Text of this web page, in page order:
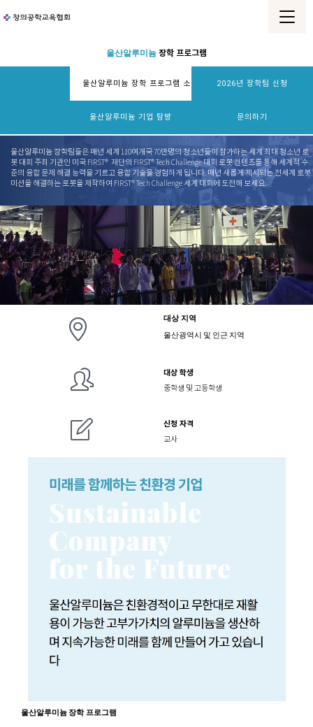
울산알루미늄 장학 프로그램
울산알루미늄 장학 프로그램 소개 2026년 장학팀 신청
울산알루미늄 기업 탐방 문의하기
울산알루미늄 장학팀들은 매년 세계 110여개국 70만명의 청소년들이 참가하는 세계 최대 청소년 로
봇 대회 주최 기관인 미국 FIRST® 재단의 FIRST® Tech Challenge 대회 로봇 컨텐츠를 통해 세계적 수
준의 융합 문제 해결 능력을 기르고 융합 기술을 경험하게 됩니다. 매년 새롭게 제시되는 전세계 로봇
미션을 해결하는 로봇을 제작하여 FIRST® Tech Challenge 세계 대회에 도전해 보세요.
대상 지역
울산광역시 및 인근 지역
대상 학생
중학생 및 고등학생
신청 자격
교사
울산알루미늄장학 프로그램